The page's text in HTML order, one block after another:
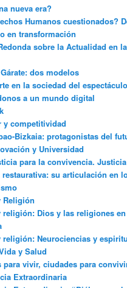
nueva era?
Humanos cuestionados?
en transformación
sobre la Actualidad en
dos modelos
en la sociedad del espectáculo
a un mundo digital
y competitividad
Bizkaia: protagonistas del
y Universidad
para la convivencia.
su articulación en
Religión
religión: Dios y las religiones
religión: Neurociencias y
y Salud
para vivir, ciudades para
Extraordinaria